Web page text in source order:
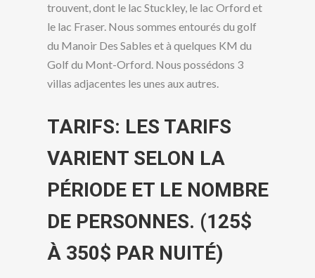
trouvent, dont le lac Stuckley, le lac Orford et
le lac Fraser. Nous sommes entourés du golf
du Manoir Des Sables et à quelques KM du
Golf du Mont-Orford. Nous possédons 3
villas adjacentes les unes aux autres.
TARIFS: LES TARIFS
VARIENT SELON LA
PÉRIODE ET LE NOMBRE
DE PERSONNES. (125$
À 350$ PAR NUITÉ)